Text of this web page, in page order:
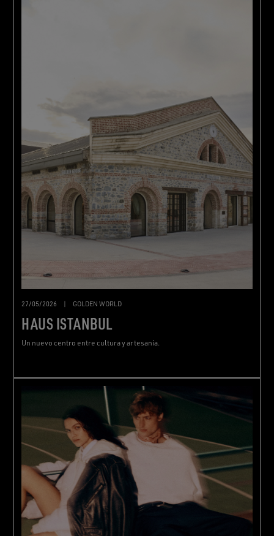
27/05/2026 GOLDEN WORLD
HAUS ISTANBUL
Un nuevo centro entre cultura y artesanía.